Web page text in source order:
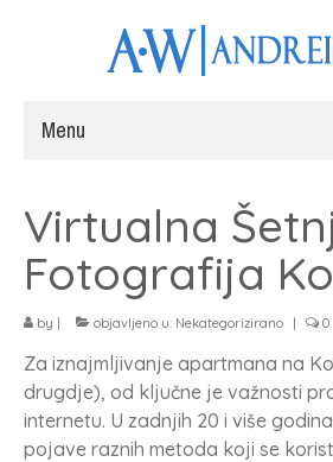
Menu
Web stranice
Fotografiranje
Blog
Kontakt
Virtualna
Fotografija
by objavljeno u: Nekategorizirano 0
Za iznajmljivanje apartmana na
drugdje), od ključne je važnosti
internetu. U zadnjih 20 i više
pojave raznih metoda koji se